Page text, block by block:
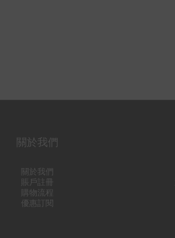
關於我們
關於我們
賬戶註冊
購物流程
優惠訂閱